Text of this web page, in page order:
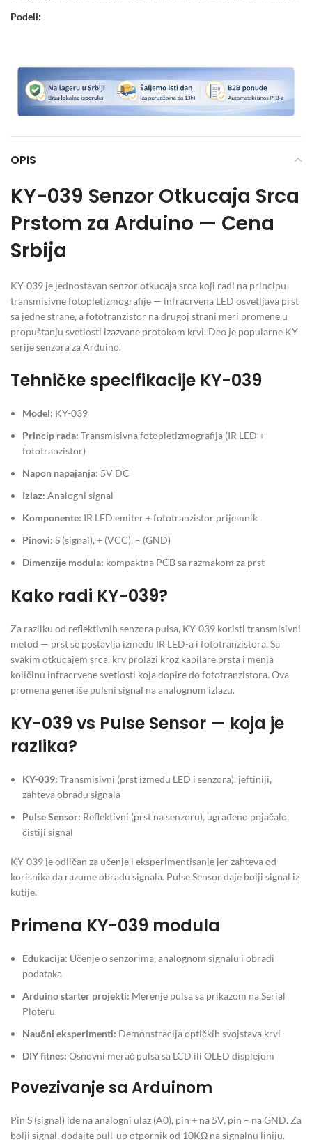
Podeli:
OPIS
KY-039 Senzor Otkucaja Srca
Prstom za Arduino — Cena
Srbija
KY-039 je jednostavan senzor otkucaja srca koji radi na principu
transmisivne fotopletizmografije — infracrvena LED osvetljava prst
sa jedne strane, a fototranzistor na drugoj strani meri promene u
propuštanju svetlosti izazvane protokom krvi. Deo je popularne KY
serije senzora za Arduino.
Tehničke specifikacije KY-039
Model: KY-039
Princip rada: Transmisivna fotopletizmografija (IR LED +
fototranzistor)
Napon napajanja: 5V DC
Izlaz: Analogni signal
Komponente: IR LED emiter + fototranzistor prijemnik
Pinovi: S (signal), + (VCC), – (GND)
Dimenzije modula: kompaktna PCB sa razmakom za prst
Kako radi KY-039?
Za razliku od reflektivnih senzora pulsa, KY-039 koristi transmisivni
metod — prst se postavlja između IR LED-a i fototranzistora. Sa
svakim otkucajem srca, krv prolazi kroz kapilare prsta i menja
količinu infracrvene svetlosti koja dopire do fototranzistora. Ova
promena generiše pulsni signal na analognom izlazu.
KY-039 vs Pulse Sensor — koja je
razlika?
KY-039: Transmisivni (prst između LED i senzora), jeftiniji,
zahteva obradu signala
Pulse Sensor: Reflektivni (prst na senzoru), ugrađeno pojačalo,
čistiji signal
KY-039 je odličan za učenje i eksperimentisanje jer zahteva od
korisnika da razume obradu signala. Pulse Sensor daje bolji signal iz
kutije.
Primena KY-039 modula
Edukacija: Učenje o senzorima, analognom signalu i obradi
podataka
Arduino starter projekti: Merenje pulsa sa prikazom na Serial
Ploteru
Naučni eksperimenti: Demonstracija optičkih svojstava krvi
DIY fitnes: Osnovni merač pulsa sa LCD ili OLED displejom
Povezivanje sa Arduinom
Pin S (signal) ide na analogni ulaz (A0), pin + na 5V, pin – na GND. Za
bolji signal, dodajte pull-up otpornik od 10KΩ na signalnu liniju.